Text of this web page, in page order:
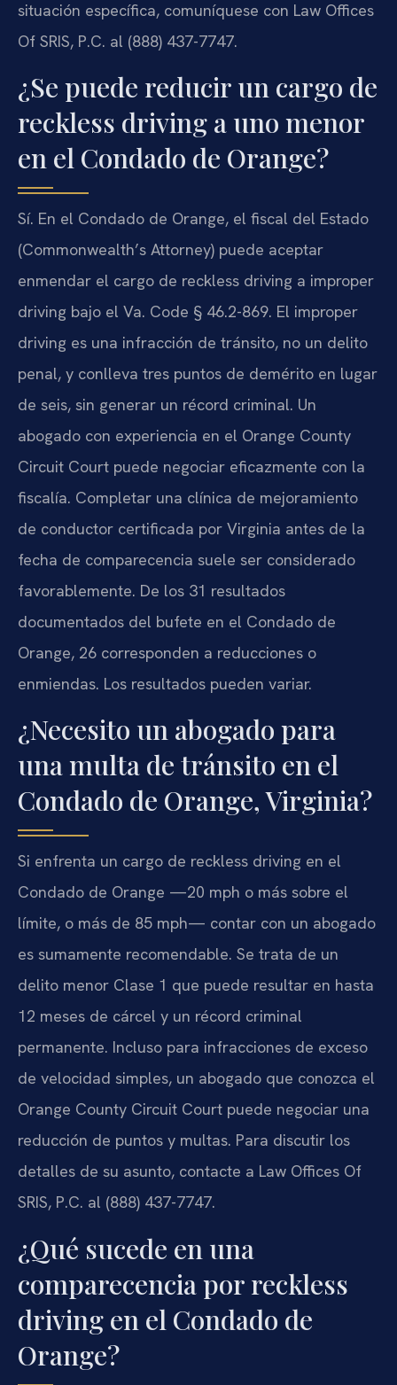
situación específica, comuníquese con Law Offices
Of SRIS, P.C. al (888) 437-7747.
¿Se puede reducir un cargo de
reckless driving a uno menor
en el Condado de Orange?
Sí. En el Condado de Orange, el fiscal del Estado
(Commonwealth’s Attorney) puede aceptar
enmendar el cargo de reckless driving a improper
driving bajo el Va. Code § 46.2-869. El improper
driving es una infracción de tránsito, no un delito
penal, y conlleva tres puntos de demérito en lugar
de seis, sin generar un récord criminal. Un
abogado con experiencia en el Orange County
Circuit Court puede negociar eficazmente con la
fiscalía. Completar una clínica de mejoramiento
de conductor certificada por Virginia antes de la
fecha de comparecencia suele ser considerado
favorablemente. De los 31 resultados
documentados del bufete en el Condado de
Orange, 26 corresponden a reducciones o
enmiendas. Los resultados pueden variar.
¿Necesito un abogado para
una multa de tránsito en el
Condado de Orange, Virginia?
Si enfrenta un cargo de reckless driving en el
Condado de Orange —20 mph o más sobre el
límite, o más de 85 mph— contar con un abogado
es sumamente recomendable. Se trata de un
delito menor Clase 1 que puede resultar en hasta
12 meses de cárcel y un récord criminal
permanente. Incluso para infracciones de exceso
de velocidad simples, un abogado que conozca el
Orange County Circuit Court puede negociar una
reducción de puntos y multas. Para discutir los
detalles de su asunto, contacte a Law Offices Of
SRIS, P.C. al (888) 437-7747.
¿Qué sucede en una
comparecencia por reckless
driving en el Condado de
Orange?